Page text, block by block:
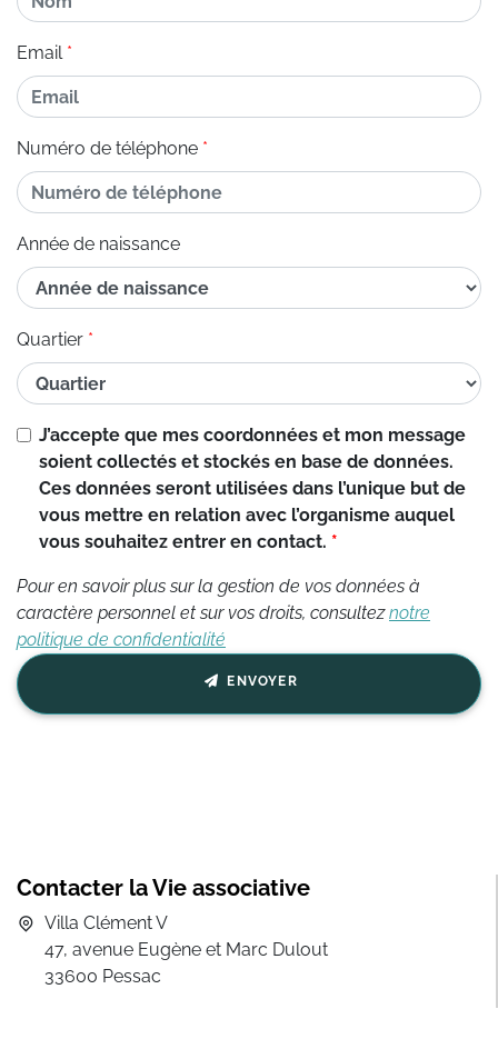
Email
Numéro de téléphone
Année de naissance
Quartier
J’accepte que mes coordonnées et mon message
soient collectés et stockés en base de données.
Ces données seront utilisées dans l’unique but de
vous mettre en relation avec l’organisme auquel
vous souhaitez entrer en contact.
Pour en savoir plus sur la gestion de vos données à
caractère personnel et sur vos droits, consulteznotre
politique de confidentialité
ENVOYER
Contacter la Vie associative
Villa Clément V
47, avenue Eugène et Marc Dulout
33600 Pessac